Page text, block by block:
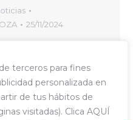
terceros para fines
personalizada en
de tus hábitos de
visitadas). Clica AQUÍ
25/11/2024
y Extraordinaria
10 de diciembre de